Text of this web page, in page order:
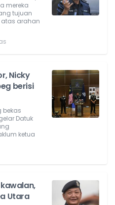
mereka
tujuan
arahan
Nicky
berisi
bekas
Datuk
ketua
Utara